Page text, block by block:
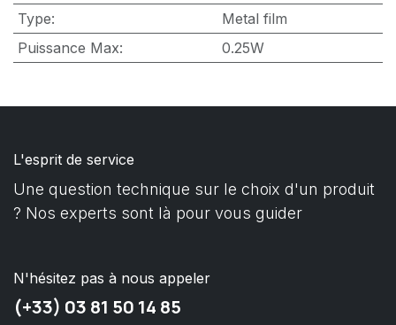
Type:
Metal film
Puissance Max: 0.25W
L'esprit de service
Une question technique sur le choix d'un produit
? Nos experts sont là pour vous guider
N'hésitez pas à nous appeler
(+33) 03 81 50 14 85